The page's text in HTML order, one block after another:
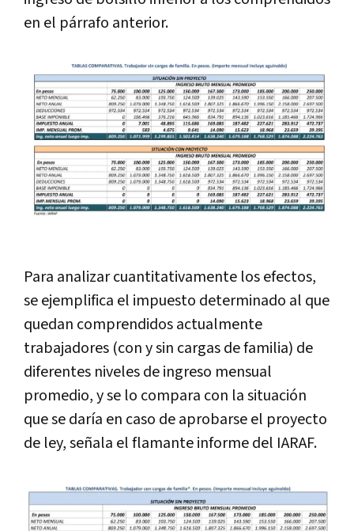
en el párrafo anterior.
Para analizar cuantitativamente los efectos,
se ejemplifica el impuesto determinado al que
quedan comprendidos actualmente
trabajadores (con y sin cargas de familia) de
diferentes niveles de ingreso mensual
promedio, y se lo compara con la situación
que se daría en caso de aprobarse el proyecto
de ley, señala el flamante informe del IARAF.